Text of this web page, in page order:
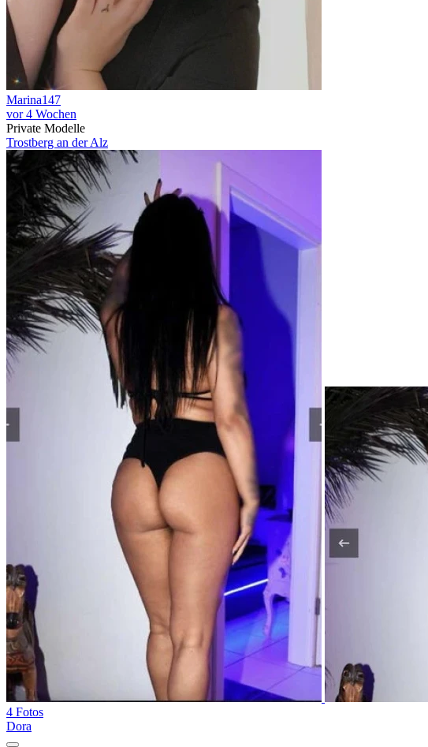
Marina147
vor 4 Wochen
Private Modelle
Trostberg an der Alz
4 Fotos
Dora